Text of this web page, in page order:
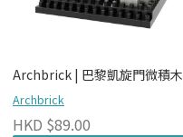
Archbrick | 巴黎凱旋門微積木
Archbrick
HKD $89.00